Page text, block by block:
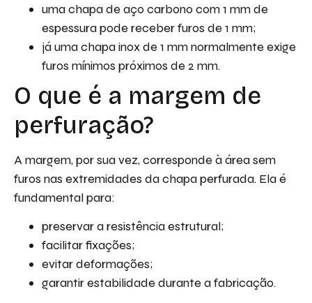
uma chapa de aço carbono com 1 mm de
espessura pode receber furos de 1 mm;
já uma chapa inox de 1 mm normalmente exige
furos mínimos próximos de 2 mm.
O que é a margem de
perfuração?
A margem, por sua vez, corresponde à área sem
furos nas extremidades da chapa perfurada. Ela é
fundamental para:
preservar a resistência estrutural;
facilitar fixações;
evitar deformações;
garantir estabilidade durante a fabricação.